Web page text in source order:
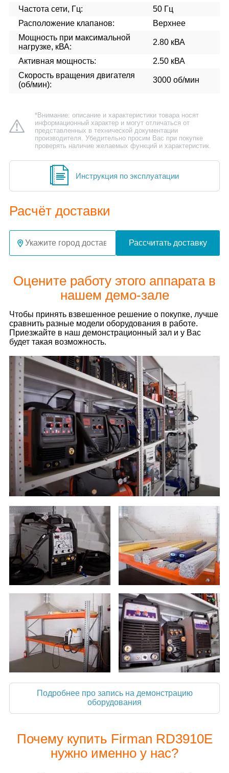
Частота сети, Гц:
50 Гц
Расположение клапанов:
Верхнее
Мощность при максимальной
нагрузке, кВА:
2.80 кВА
Активная мощность:
2.50 кВА
Скорость вращения двигателя
(об/мин):
3000 об/мин
*Внимание: описание и характеристики товара носят
информационный характер и могут отличаться от
представленных в технической документации
производителя. Убедительно просим Вас при покупке
проверять наличие желаемых функций и характеристик.
Инструкция по эксплуатации
Расчёт доставки
Рассчитать доставку
Оцените работу этого аппарата в
нашем демо-зале
Чтобы принять взвешенное решение о покупке, лучше
сравнить разные модели оборудования в работе.
Приезжайте в наш демонстрационный зал и у Вас
будет такая возможность.
Подробнее про запись на демонстрацию
оборудования
Почему купить Firman RD3910E
нужно именно у нас?